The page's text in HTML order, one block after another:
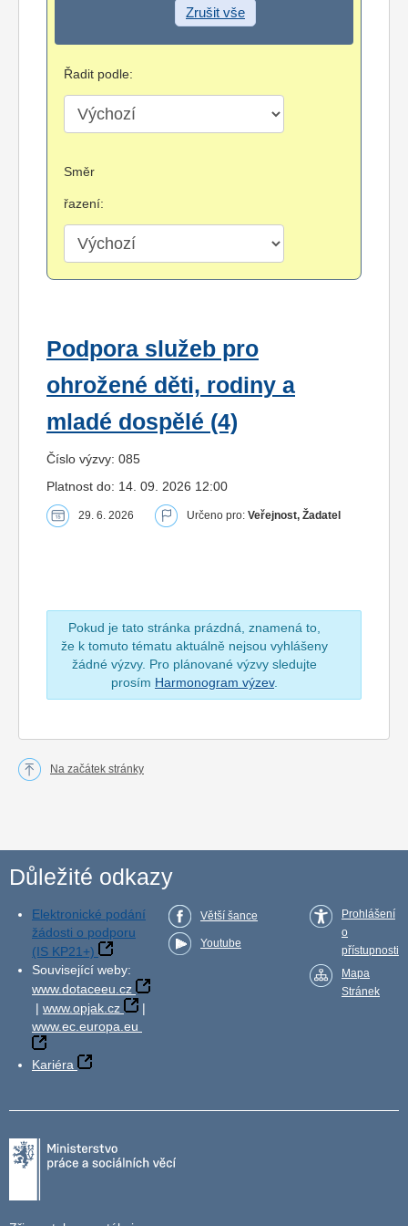
Zrušit vše
Řadit podle:
Směr
řazení:
Podpora služeb pro
ohrožené děti, rodiny a
mladé dospělé (4)
Číslo výzvy: 085
Platnost do: 14. 09. 2026 12:00
29. 6. 2026 Určeno pro: Veřejnost, Žadatel
Pokud je tato stránka prázdná, znamená to,
že k tomuto tématu aktuálně nejsou vyhlášeny
žádné výzvy. Pro plánované výzvy sledujte
prosím Harmonogram výzev.
Na začátek stránky
Důležité odkazy
Elektronické podání
žádosti o podporu
(IS KP21+)
Související weby:
www.dotaceeu.cz
| www.opjak.cz
|
www.ec.europa.eu
Kariéra
Větší šance
Youtube
Prohlášení
o
přístupnosti
Mapa
Stránek